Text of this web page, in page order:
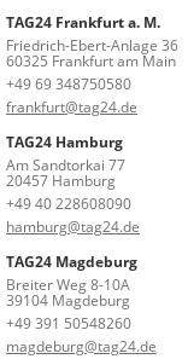
TAG24 Frankfurt a. M.
Friedrich-Ebert-Anlage 36
60325 Frankfurt am Main
+49 69 348750580
frankfurt@tag24.de
TAG24 Hamburg
Am Sandtorkai 77
20457 Hamburg
+49 40 228608090
hamburg@tag24.de
TAG24 Magdeburg
Breiter Weg 8-10A
39104 Magdeburg
+49 391 50548260
magdeburg@tag24.de